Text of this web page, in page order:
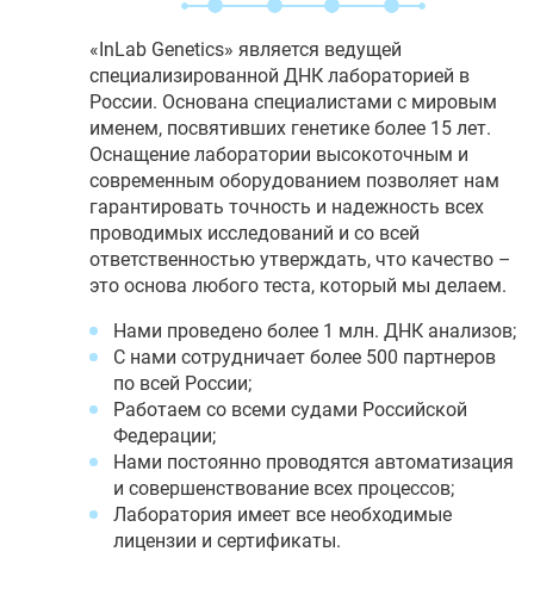
«InLab Genetics» является ведущей
специализированной ДНК лабораторией в
России. Основана специалистами с мировым
именем, посвятивших генетике более 15 лет.
Оснащение лаборатории высокоточным и
современным оборудованием позволяет нам
гарантировать точность и надежность всех
проводимых исследований и со всей
ответственностью утверждать, что качество –
это основа любого теста, который мы делаем.
Нами проведено более 1 млн. ДНК анализов;
С нами сотрудничает более 500 партнеров
по всей России;
Работаем со всеми судами Российской
Федерации;
Нами постоянно проводятся автоматизация
и совершенствование всех процессов;
Лаборатория имеет все необходимые
лицензии и сертификаты.